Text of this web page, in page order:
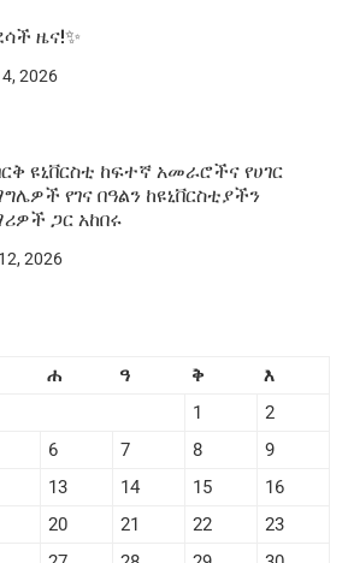
ዜና!✨
2026
ዩኒቨርስቲ ከፍተኛ አመራሮችና የሀገር
የገና በዓልን ከዩኒቨርስቲያችን
ጋር አከበሩ
2026
ሐ ዓ ቅ
እ
1
2
6 7 8
9
13 14 15
16
20 21 22
23